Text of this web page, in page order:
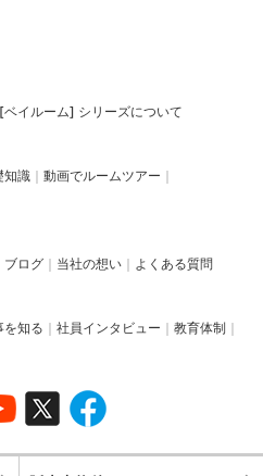
イルーム] シリーズについて
知識
動画でルームツアー
ブログ 当社の想い よくある質問
を知る 社員インタビュー
教育体制